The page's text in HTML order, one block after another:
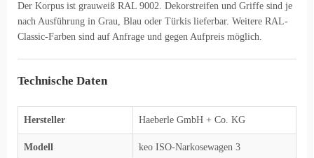
Der Korpus ist grauweiß RAL 9002. Dekorstreifen und Griffe sind je
nach Ausführung in Grau, Blau oder Türkis lieferbar. Weitere RAL-
Classic-Farben sind auf Anfrage und gegen Aufpreis möglich.
Technische Daten
Hersteller Haeberle GmbH + Co. KG
Modell keo ISO-Narkosewagen 3